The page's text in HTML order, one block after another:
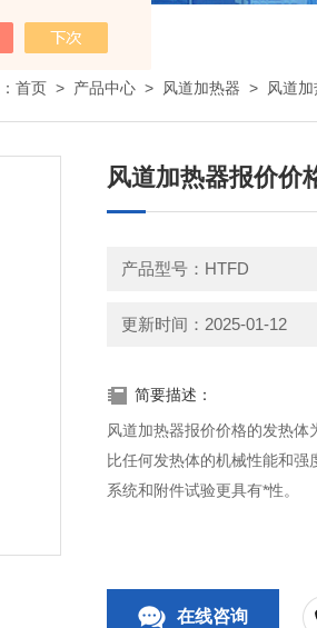
首页 > 产品中心 > 风道加热器 > 风道
风道加热器报价价
产品型号：HTFD
更新时间：2025-01-12
简要描述：
风道加热器报价价格的发热
比任何发热体的机械性能和强
系统和附件试验更具有*性。
在线咨询